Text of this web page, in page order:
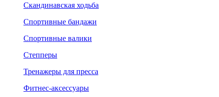
Скандинавская ходьба
Спортивные бандажи
Спортивные валики
Степперы
Тренажеры для пресса
Фитнес-аксессуары